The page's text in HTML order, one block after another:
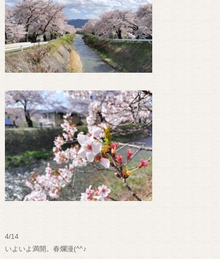
4/14
いよいよ満開。春爛漫(^^♪